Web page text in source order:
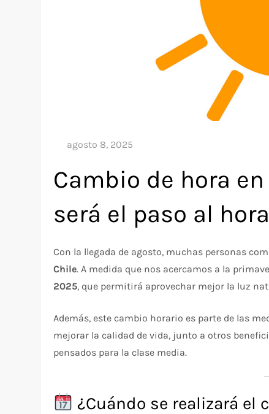
Cambio de hora
será el paso al
Con la llegada de agosto, muchas personas
Chile. A medida que nos acercamos a la
2025, que permitirá aprovechar mejor la luz
Además, este cambio horario es parte de las
mejorar la calidad de vida, junto a otros
pensados para la clase media.
¿Cuándo se realizará el